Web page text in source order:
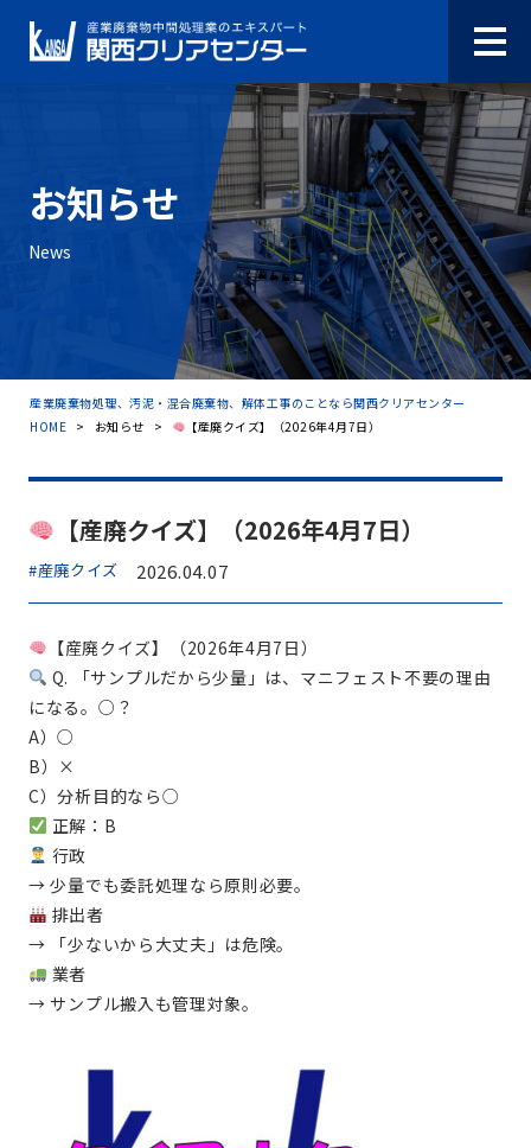
お知らせ
News
産業廃棄物処理、汚泥・混合廃棄物、解体工事のことなら関西クリアセンター
HOME > お知らせ > 【産廃クイズ】（2026年4月7日）
【産廃クイズ】（2026年4月7日）
#産廃クイズ 2026.04.07
【産廃クイズ】（2026年4月7日）
Q. 「サンプルだから少量」は、マニフェスト不要の理由
になる。○？
A）○
B）×
C）分析目的なら○
正解：B
行政
→ 少量でも委託処理なら原則必要。
排出者
→ 「少ないから大丈夫」は危険。
業者
→ サンプル搬入も管理対象。